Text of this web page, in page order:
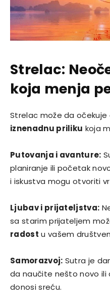
Strelac:
koja menja
Strelac može da
iznenadnu priliku koja
Putovanja i avanture:
planiranje ili početak
i iskustva mogu otvoriti
Ljubav i prijateljstva:
sa starim prijateljem
radost u vašem
Samorazvoj: Sutra je
da naučite nešto novo
donosi sreću.